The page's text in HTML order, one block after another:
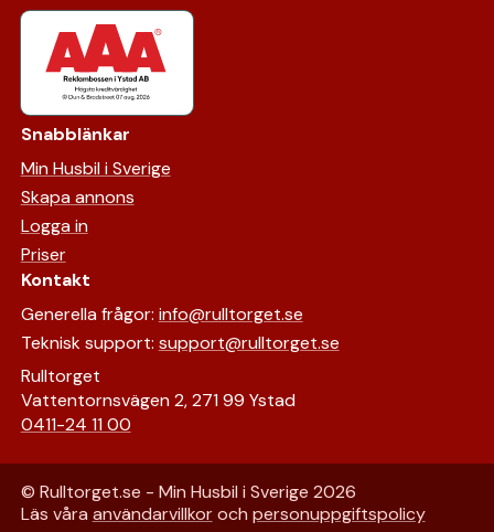
Snabblänkar
Min Husbil i Sverige
Skapa annons
Logga in
Priser
Kontakt
Generella frågor: info@rulltorget.se
Teknisk support: support@rulltorget.se
Rulltorget
Vattentornsvägen 2, 271 99 Ystad
0411-24 11 00
© Rulltorget.se - Min Husbil i Sverige 2026
Läs våra användarvillkoroch personuppgiftspolicy